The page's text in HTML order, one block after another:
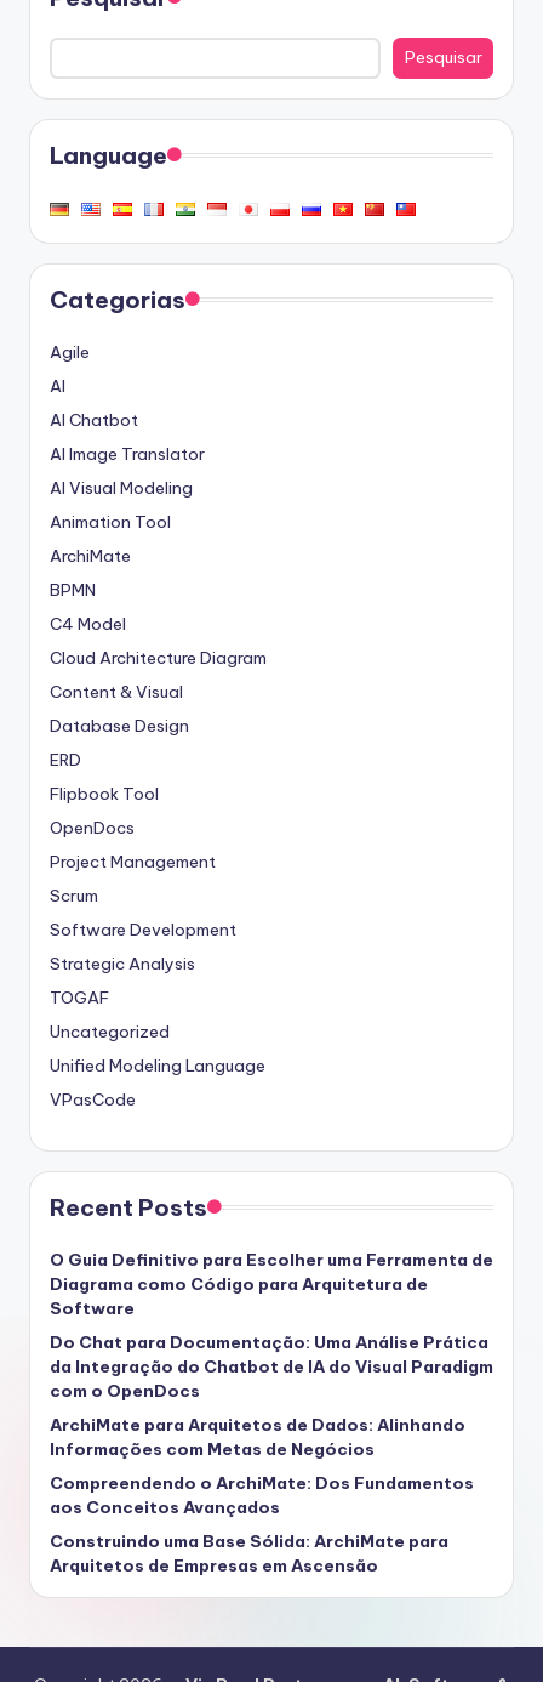
Pesquisar
Language
Categorias
Agile
AI
AI Chatbot
AI Image Translator
AI Visual Modeling
Animation Tool
ArchiMate
BPMN
C4 Model
Cloud Architecture Diagram
Content & Visual
Database Design
ERD
Flipbook Tool
OpenDocs
Project Management
Scrum
Software Development
Strategic Analysis
TOGAF
Uncategorized
Unified Modeling Language
VPasCode
Recent Posts
O Guia Definitivo para Escolher uma Ferramenta de
Diagrama como Código para Arquitetura de
Software
Do Chat para Documentação: Uma Análise Prática
da Integração do Chatbot de IA do Visual Paradigm
com o OpenDocs
ArchiMate para Arquitetos de Dados: Alinhando
Informações com Metas de Negócios
Compreendendo o ArchiMate: Dos Fundamentos
aos Conceitos Avançados
Construindo uma Base Sólida: ArchiMate para
Arquitetos de Empresas em Ascensão